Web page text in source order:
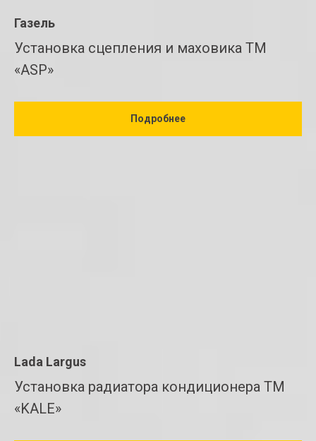
Газель
Установка сцепления и маховика ТМ
«ASP»
Подробнее
Lada Largus
Установка радиатора кондиционера ТМ
«KALE»